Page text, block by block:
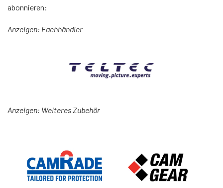
abonnieren:
Anzeigen: Fachhändler
Anzeigen: Weiteres Zubehör